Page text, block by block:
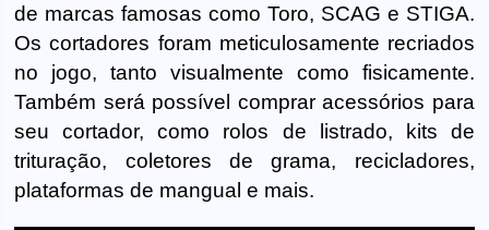
de marcas famosas como Toro, SCAG e STIGA.
Os cortadores foram meticulosamente recriados
no jogo, tanto visualmente como fisicamente.
Também será possível comprar acessórios para
seu cortador, como rolos de listrado, kits de
trituração, coletores de grama, recicladores,
plataformas de mangual e mais.